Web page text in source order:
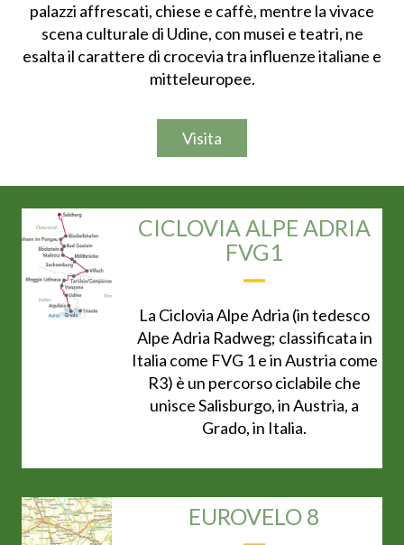
palazzi affrescati, chiese e caffè, mentre la vivace
scena culturale di Udine, con musei e teatri, ne
esalta il carattere di crocevia tra influenze italiane e
mitteleuropee.
Visita
CICLOVIA ALPE ADRIA
FVG1
La Ciclovia Alpe Adria (in tedesco
Alpe Adria Radweg; classificata in
Italia come FVG 1 e in Austria come
R3) è un percorso ciclabile che
unisce Salisburgo, in Austria, a
Grado, in Italia.
EUROVELO 8